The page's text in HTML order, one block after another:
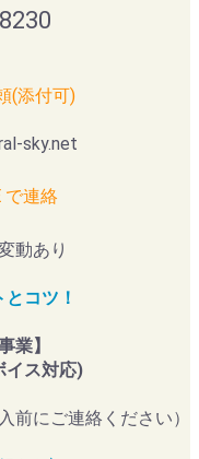
(添付可)
sky.net
で連絡
動あり
コツ！
業】
イス対応)
前にご連絡ください）